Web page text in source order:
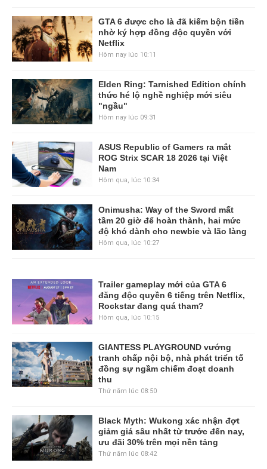
GTA 6 được cho là đã kiếm bộn tiền
nhờ ký hợp đồng độc quyền với
Netflix
Hôm nay lúc 10:11
Elden Ring: Tarnished Edition chính
thức hé lộ nghề nghiệp mới siêu
"ngầu"
Hôm nay lúc 09:31
ASUS Republic of Gamers ra mắt
ROG Strix SCAR 18 2026 tại Việt
Nam
Hôm qua, lúc 10:34
Onimusha: Way of the Sword mất
tầm 20 giờ để hoàn thành, hai mức
độ khó dành cho newbie và lão làng
Hôm qua, lúc 10:27
Trailer gameplay mới của GTA 6
đăng độc quyền 6 tiếng trên Netflix,
Rockstar đang quá tham?
Hôm qua, lúc 10:15
GIANTESS PLAYGROUND vướng
tranh chấp nội bộ, nhà phát triển tố
đồng sự ngầm chiếm đoạt doanh
thu
Thứ năm lúc 08:50
Black Myth: Wukong xác nhận đợt
giảm giá sâu nhất từ trước đến nay,
ưu đãi 30% trên mọi nền tảng
Thứ năm lúc 08:42